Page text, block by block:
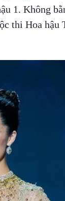
1. Không
thi Hoa hậu